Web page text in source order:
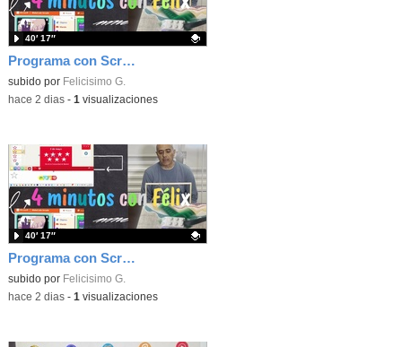
Programa con Scratch, 8 diferentes juegos para vivir la emoción de los partidos de España en el mundial 2026
Contenido educativo.
subido por Felicisimo G.
40′ 17″
-hace 2 dias- 1 visualizaciones
Programa con Scratch juegos con los partidos del mundial 2026 ganados por España
Contenido educativo.
subido por Felicisimo G.
40′ 17″
-hace 2 dias- 1 visualizaciones